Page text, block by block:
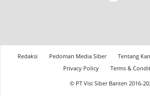
Redaksi Pedoman Media Siber Tentang
Privacy Policy
Terms &
© PT Visi Siber Banten 2016-